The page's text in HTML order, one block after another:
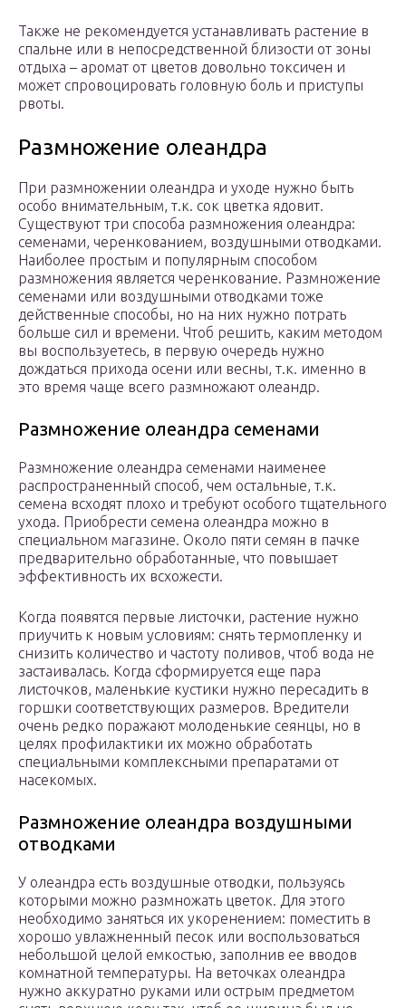
Также не рекомендуется устанавливать растение в
спальне или в непосредственной близости от зоны
отдыха – аромат от цветов довольно токсичен и
может спровоцировать головную боль и приступы
рвоты.
Размножение олеандра
При размножении олеандра и уходе нужно быть
особо внимательным, т.к. сок цветка ядовит.
Существуют три способа размножения олеандра:
семенами, черенкованием, воздушными отводками.
Наиболее простым и популярным способом
размножения является черенкование. Размножение
семенами или воздушными отводками тоже
действенные способы, но на них нужно потрать
больше сил и времени. Чтоб решить, каким методом
вы воспользуетесь, в первую очередь нужно
дождаться прихода осени или весны, т.к. именно в
это время чаще всего размножают олеандр.
Размножение олеандра семенами
Размножение олеандра семенами наименее
распространенный способ, чем остальные, т.к.
семена всходят плохо и требуют особого тщательного
ухода. Приобрести семена олеандра можно в
специальном магазине. Около пяти семян в пачке
предварительно обработанные, что повышает
эффективность их всхожести.
Когда появятся первые листочки, растение нужно
приучить к новым условиям: снять термопленку и
снизить количество и частоту поливов, чтоб вода не
застаивалась. Когда сформируется еще пара
листочков, маленькие кустики нужно пересадить в
горшки соответствующих размеров. Вредители
очень редко поражают молоденькие сеянцы, но в
целях профилактики их можно обработать
специальными комплексными препаратами от
насекомых.
Размножение олеандра воздушными
отводками
У олеандра есть воздушные отводки, пользуясь
которыми можно размножать цветок. Для этого
необходимо заняться их укоренением: поместить в
хорошо увлажненный песок или воспользоваться
небольшой целой емкостью, заполнив ее вводов
комнатной температуры. На веточках олеандра
нужно аккуратно руками или острым предметом